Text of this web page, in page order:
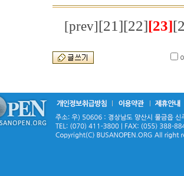
[prev][21][22][23]